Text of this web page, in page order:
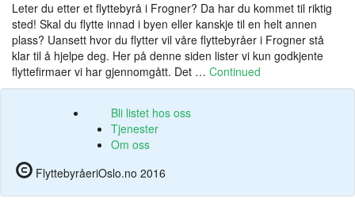
Leter du etter et flyttebyrå i Frogner? Da har du kommet til riktig
sted! Skal du flytte innad i byen eller kanskje til en helt annen
plass? Uansett hvor du flytter vil våre flyttebyråer i Frogner stå
klar til å hjelpe deg. Her på denne siden lister vi kun godkjente
flyttefirmaer vi har gjennomgått. Det … Continued
Bli listet hos oss
Tjenester
Om oss
FlyttebyråeriOslo.no 2016